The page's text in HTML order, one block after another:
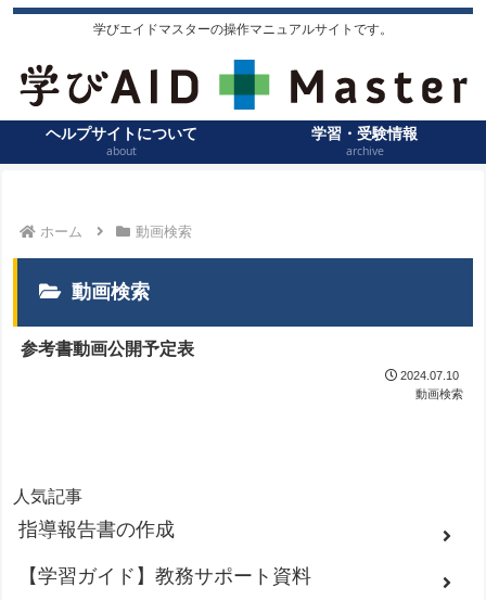
学びエイドマスターの操作マニュアルサイトです。
ヘルプサイトについて
about
学習・受験情報
archive
ホーム 動画検索
動画検索
参考書動画公開予定表
2024.07.10
動画検索
人気記事
指導報告書の作成
【学習ガイド】教務サポート資料